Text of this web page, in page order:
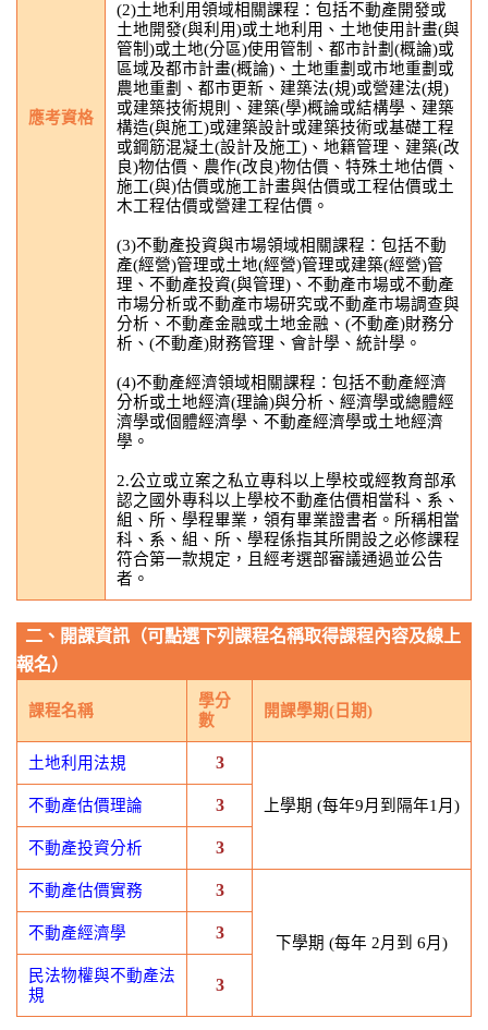
應考資格
(2)土地利用領域相關課程：包括不動產開發或
土地開發(與利用)或土地利用、土地使用計畫(與
管制)或土地(分區)使用管制、都市計劃(概論)或
區域及都市計畫(概論)、土地重劃或市地重劃或
農地重劃、都市更新、建築法(規)或營建法(規)
或建築技術規則、建築(學)概論或結構學、建築
構造(與施工)或建築設計或建築技術或基礎工程
或鋼筋混凝土(設計及施工)、地籍管理、建築(改
良)物估價、農作(改良)物估價、特殊土地估價、
施工(與)估價或施工計畫與估價或工程估價或土
木工程估價或營建工程估價。
(3)不動產投資與市場領域相關課程：包括不動
產(經營)管理或土地(經營)管理或建築(經營)管
理、不動產投資(與管理)、不動產市場或不動產
市場分析或不動產市場研究或不動產市場調查與
分析、不動產金融或土地金融、(不動產)財務分
析、(不動產)財務管理、會計學、統計學。
(4)不動產經濟領域相關課程：包括不動產經濟
分析或土地經濟(理論)與分析、經濟學或總體經
濟學或個體經濟學、不動產經濟學或土地經濟
學。
2.公立或立案之私立專科以上學校或經教育部承
認之國外專科以上學校不動產估價相當科、系、
組、所、學程畢業，領有畢業證書者。所稱相當
科、系、組、所、學程係指其所開設之必修課程
符合第一款規定，且經考選部審議通過並公告
者。
二、開課資訊（可點選下列課程名稱取得課程內容及線上
報名）
課程名稱
學分
數
開課學期(日期)
土地利用法規 3
上學期 (每年9月到隔年1月)
不動產估價理論 3
不動產投資分析 3
不動產估價實務 3
下學期 (每年 2月到 6月)
不動產經濟學 3
民法物權與不動產法
規
3